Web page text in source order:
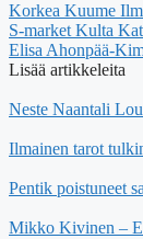
Korkea Kuume
S-market Kulta
Elisa Ahonpää-
Lisää artikkeleita
Neste Naantali
Ilmainen tarot
Pentik poistuneet
Mikko Kivinen –